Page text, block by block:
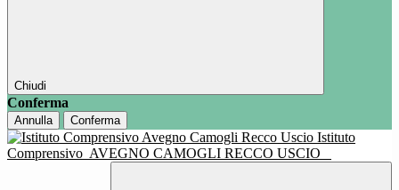
Chiudi
Conferma
Annulla Conferma
Istituto
Comprensivo AVEGNO CAMOGLI RECCO USCIO